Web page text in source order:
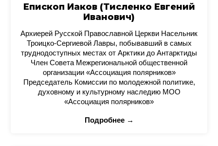
Епископ Иаков (Тисленко Евгений
Иванович)
Архиерей Русской Православной Церкви Насельник
Троицко-Сергиевой Лавры, побывавший в самых
труднодоступных местах от Арктики до Антарктиды
Член Совета Межрегиональной общественной
организации «Ассоциация полярников»
Председатель Комиссии по молодежной политике,
духовному и культурному наследию МОО
«Ассоциация полярников»
Подробнее →